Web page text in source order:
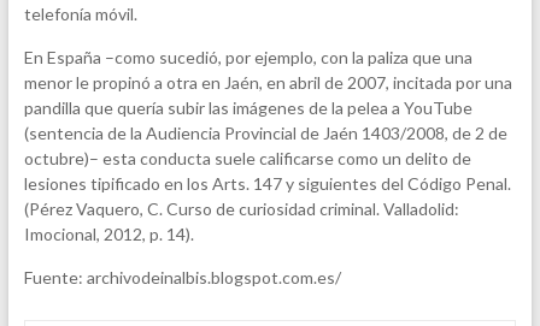
telefonía móvil.
En España –como sucedió, por ejemplo, con la paliza que una
menor le propinó a otra en Jaén, en abril de 2007, incitada por una
pandilla que quería subir las imágenes de la pelea a YouTube
(sentencia de la Audiencia Provincial de Jaén 1403/2008, de 2 de
octubre)– esta conducta suele calificarse como un delito de
lesiones tipificado en los Arts. 147 y siguientes del Código Penal.
(Pérez Vaquero, C. Curso de curiosidad criminal. Valladolid:
Imocional, 2012, p. 14).
Fuente: archivodeinalbis.blogspot.com.es/